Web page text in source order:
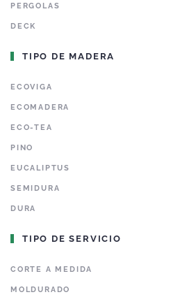
PERGOLAS
DECK
TIPO DE MADERA
ECOVIGA
ECOMADERA
ECO-TEA
PINO
EUCALIPTUS
SEMIDURA
DURA
TIPO DE SERVICIO
CORTE A MEDIDA
MOLDURADO